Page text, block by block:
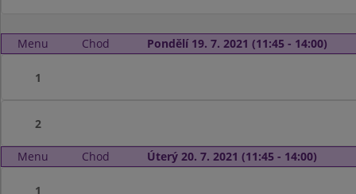
Menu Chod Pondělí 19. 7. 2021 (11:45 - 14:00)
1
2
Menu Chod Úterý 20. 7. 2021 (11:45 - 14:00)
1